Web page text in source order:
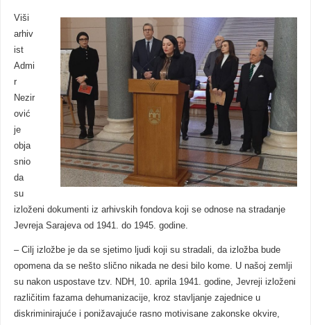
Viši
arhiv
ist
Admi
r
Nezir
ović
je
obja
snio
da
su
izloženi dokumenti iz arhivskih fondova koji se odnose na stradanje
Jevreja Sarajeva od 1941. do 1945. godine.
– Cilj izložbe je da se sjetimo ljudi koji su stradali, da izložba bude
opomena da se nešto slično nikada ne desi bilo kome. U našoj zemlji
su nakon uspostave tzv. NDH, 10. aprila 1941. godine, Jevreji izloženi
različitim fazama dehumanizacije, kroz stavljanje zajednice u
diskriminirajuće i ponižavajuće rasno motivisane zakonske okvire,